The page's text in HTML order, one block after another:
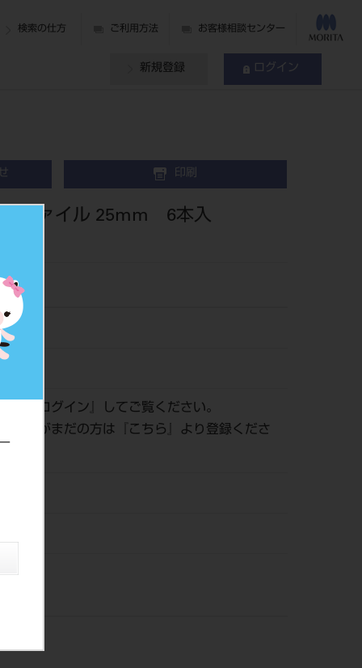
検索の仕方 ご利用方法 お客様相談センター
新規登録 ログイン
印刷
Hファイル 25mm 6本入
ログイン 』してご覧ください。
登録がまだの方は『
こちら 』より登録くださ